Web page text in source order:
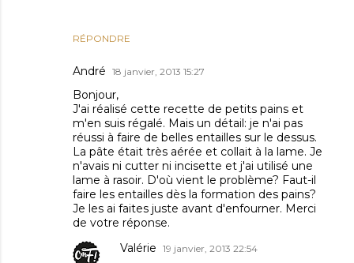
RÉPONDRE
André 18 janvier, 2013 15:27
Bonjour,
J'ai réalisé cette recette de petits pains et
m'en suis régalé. Mais un détail: je n'ai pas
réussi à faire de belles entailles sur le dessus.
La pâte était très aérée et collait à la lame. Je
n'avais ni cutter ni incisette et j'ai utilisé une
lame à rasoir. D'où vient le problème? Faut-il
faire les entailles dès la formation des pains?
Je les ai faites juste avant d'enfourner. Merci
de votre réponse.
Valérie 19 janvier, 2013 22:54